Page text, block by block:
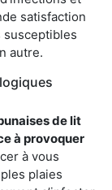
satisfaction
susceptibles
autre.
de lit
à provoquer
à vous
plaies